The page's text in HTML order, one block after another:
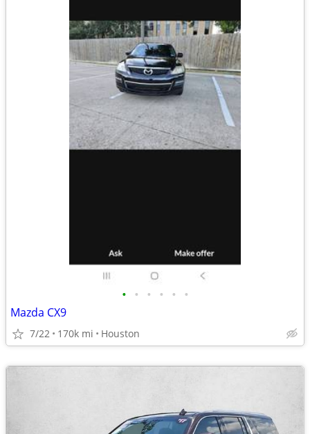
• • • • • •
Mazda CX9
7/22 170k mi Houston